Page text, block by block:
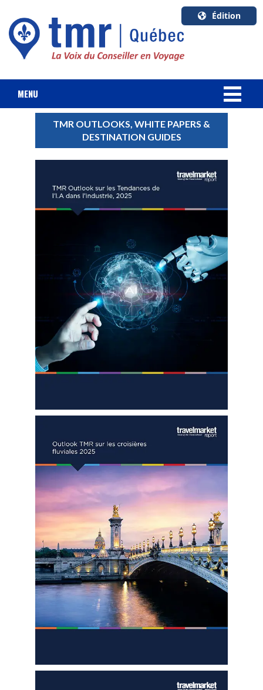
Édition
U.S.A.
English
Canada
Canada
Quebec
Français
MENU
NOUVELLES
CROISIÈRES
HOTELS & RESORTS
AGENTS DE VOYAGE
FORMATION & RESSOURCES
TMR OUTLOOKS, WHITE PAPERS &
DESTINATION GUIDES